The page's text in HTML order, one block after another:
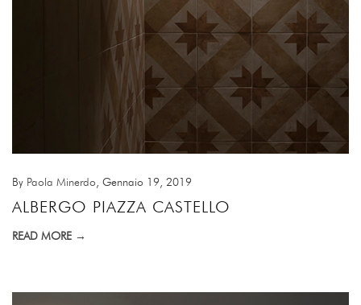
By Paola Minerdo , Gennaio 19, 2019
ALBERGO PIAZZA CASTELLO
READ MORE →